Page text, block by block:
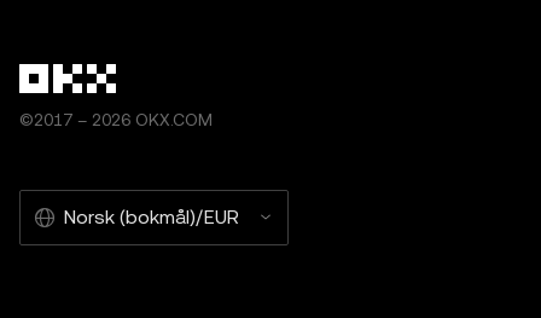
©2017 – 2026 OKX.COM
Norsk (bokmål)/EUR